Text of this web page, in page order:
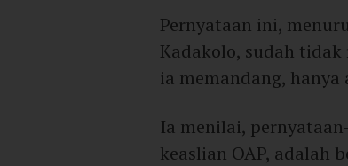
Pernyataan ini,
Kadakolo, sudah
ia memandang,
Ia menilai,
keaslian OAP, adalah